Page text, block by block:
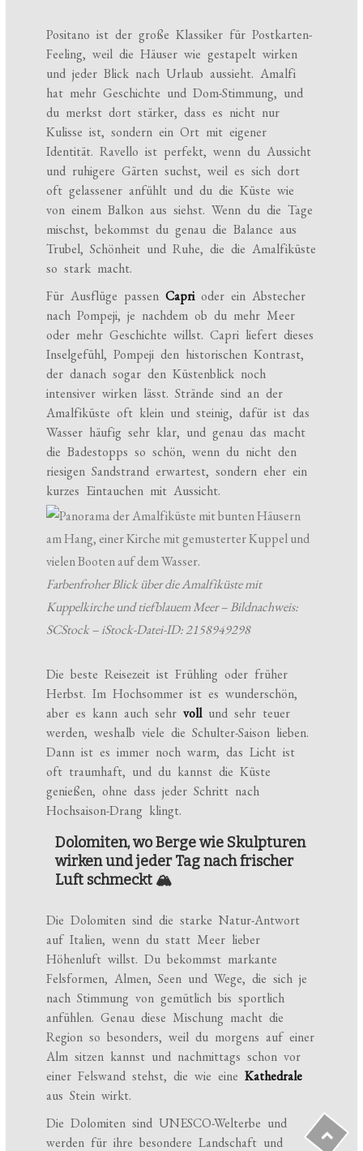
Positano ist der große Klassiker für Postkarten-
Feeling, weil die Häuser wie gestapelt wirken
und jeder Blick nach Urlaub aussieht. Amalfi
hat mehr Geschichte und Dom-Stimmung, und
du merkst dort stärker, dass es nicht nur
Kulisse ist, sondern ein Ort mit eigener
Identität. Ravello ist perfekt, wenn du Aussicht
und ruhigere Gärten suchst, weil es sich dort
oft gelassener anfühlt und du die Küste wie
von einem Balkon aus siehst. Wenn du die Tage
mischst, bekommst du genau die Balance aus
Trubel, Schönheit und Ruhe, die die Amalfiküste
so stark macht.
Für Ausflüge passenCaprioder ein Abstecher
nach Pompeji, je nachdem ob du mehr Meer
oder mehr Geschichte willst. Capri liefert dieses
Inselgefühl, Pompeji den historischen Kontrast,
der danach sogar den Küstenblick noch
intensiver wirken lässt. Strände sind an der
Amalfiküste oft klein und steinig, dafür ist das
Wasser häufig sehr klar, und genau das macht
die Badestopps so schön, wenn du nicht den
riesigen Sandstrand erwartest, sondern eher ein
kurzes Eintauchen mit Aussicht.
Farbenfroher Blick über die Amalfiküste mit
Kuppelkirche und tiefblauem Meer – Bildnachweis:
SCStock – iStock-Datei-ID: 2158949298
Die beste Reisezeit ist Frühling oder früher
Herbst. Im Hochsommer ist es wunderschön,
aber es kann auch sehrvollund sehr teuer
werden, weshalb viele die Schulter-Saison lieben.
Dann ist es immer noch warm, das Licht ist
oft traumhaft, und du kannst die Küste
genießen, ohne dass jeder Schritt nach
Hochsaison-Drang klingt.
Dolomiten, wo Berge wie Skulpturen
wirken und jeder Tag nach frischer
Luft schmeckt 🏔️
Die Dolomiten sind die starke Natur-Antwort
auf Italien, wenn du statt Meer lieber
Höhenluft willst. Du bekommst markante
Felsformen, Almen, Seen und Wege, die sich je
nach Stimmung von gemütlich bis sportlich
anfühlen. Genau diese Mischung macht die
Region so besonders, weil du morgens auf einer
Alm sitzen kannst und nachmittags schon vor
einer Felswand stehst, die wie eineKathedrale
aus Stein wirkt.
Die Dolomiten sind UNESCO-Welterbe und
werden für ihre besondere Landschaft und